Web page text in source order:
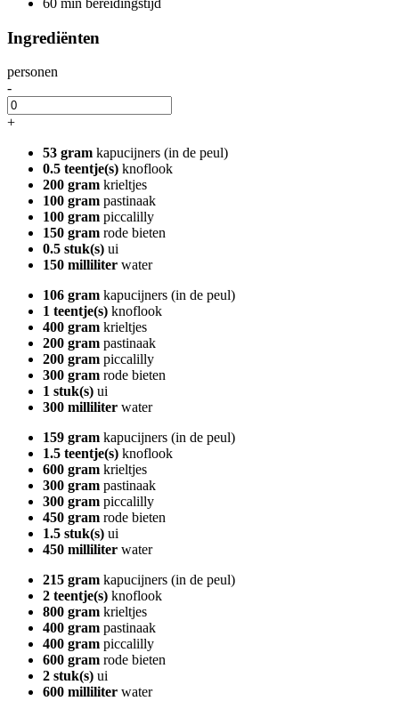
Ingrediënten
personen
-
+
53 gram kapucijners (in de peul)
0.5 teentje(s) knoflook
200 gram krieltjes
100 gram pastinaak
100 gram piccalilly
150 gram rode bieten
0.5 stuk(s) ui
150 milliliter water
106 gram kapucijners (in de peul)
1 teentje(s) knoflook
400 gram krieltjes
200 gram pastinaak
200 gram piccalilly
300 gram rode bieten
1 stuk(s) ui
300 milliliter water
159 gram kapucijners (in de peul)
1.5 teentje(s) knoflook
600 gram krieltjes
300 gram pastinaak
300 gram piccalilly
450 gram rode bieten
1.5 stuk(s) ui
450 milliliter water
215 gram kapucijners (in de peul)
2 teentje(s) knoflook
800 gram krieltjes
400 gram pastinaak
400 gram piccalilly
600 gram rode bieten
2 stuk(s) ui
600 milliliter water